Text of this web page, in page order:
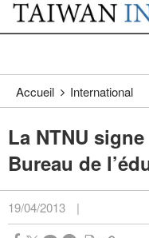
Passer au contenu principal
:::
Accueil International
La NTNU
Bureau de
19/04/2013 |